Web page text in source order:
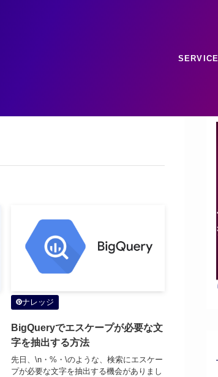
SERVICE
ナレッジ
BigQueryでエスケープが必要な文
字を抽出する方法
先日、\n・%・\のような、検索にエスケー
プが必要な文字を抽出する機会がありまし